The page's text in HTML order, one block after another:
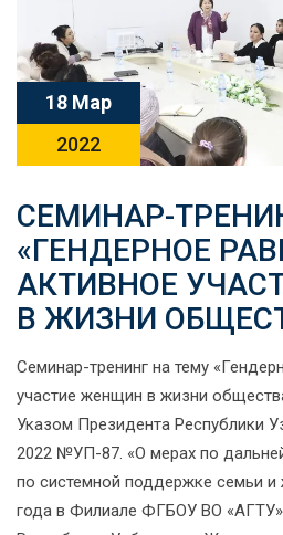
18 Мар
2022
СЕМИНАР-
«ГЕНДЕРНОЕ
АКТИВНОЕ
В ЖИЗНИ
Семинар-тренинг на тему
участие женщин в жизни
Указом Президента Республики
2022 №УП-87. «О мерах по
по системной поддержке семьи
года в Филиале ФГБОУ ВО «АГТУ»